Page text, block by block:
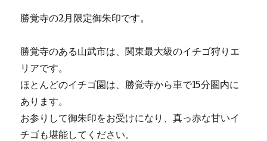
c
e
b
o
o
k
it
te
r
e te
re
st
勝覚寺の2月限定御朱印です。
勝覚寺のある山武市は、関東最大級のイチゴ狩りエ
リアです。
ほとんどのイチゴ園は、勝覚寺から車で15分圏内に
あります。
お参りして御朱印をお受けになり、真っ赤な甘いイ
チゴも堪能してください。